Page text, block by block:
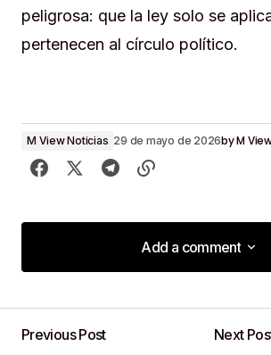
peligrosa: que la ley solo se
pertenecen al círculo político.
M View Noticias 29 de mayo de 2026byM
Add a comment
Add a comment
Previous Post Next